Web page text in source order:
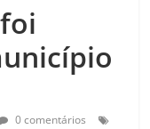
0 comentários